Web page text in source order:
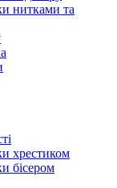
нитками та
хрестиком
бісером